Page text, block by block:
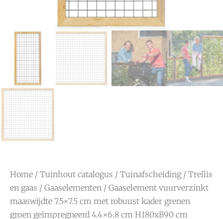
Home / Tuinhout catalogus / Tuinafscheiding/ Trellis
en gaas / Gaaselementen / Gaaselement vuurverzinkt
maaswijdte 7.5×7.5 cm met robuust kader grenen
groen geïmpregneerd 4.4×6.8 cm H180xB90 cm